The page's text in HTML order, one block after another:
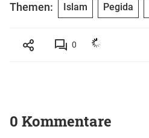
Themen: Islam Pegida
0
0 Kommentare